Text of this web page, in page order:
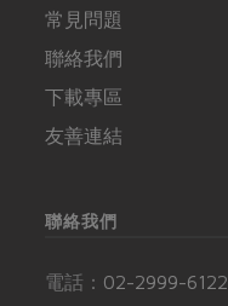
常見問題
聯絡我們
下載專區
友善連結
聯絡我們
電話： 02-2999-6122